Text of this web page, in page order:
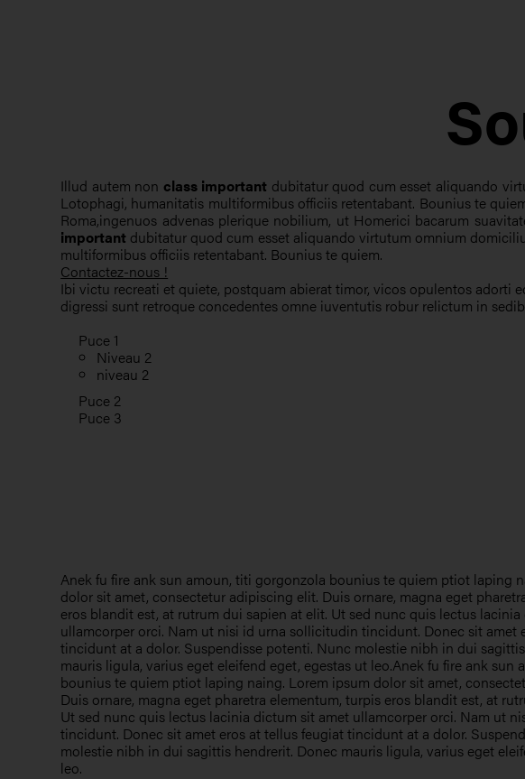
Illud autem non class important dubitatur quod cum esset aliquando
Lotophagi, humanitatis multiformibus officiis retentabant. Bounius te
Roma,ingenuos advenas plerique nobilium, ut Homerici bacarum
important dubitatur quod cum esset aliquando virtutum omnium
multiformibus officiis retentabant. Bounius te quiem.
Contactez-nous !
Ibi victu recreati et quiete, postquam abierat timor, vicos opulentos
digressi sunt retroque concedentes omne iuventutis robur relictum in
Puce 1
Niveau 2
niveau 2
Puce 2
Puce 3
Anek fu fire ank sun amoun, titi gorgonzola bounius te quiem ptiot laping
dolor sit amet, consectetur adipiscing elit. Duis ornare, magna eget
eros blandit est, at rutrum dui sapien at elit. Ut sed nunc quis lectus
ullamcorper orci. Nam ut nisi id urna sollicitudin tincidunt. Donec sit amet
tincidunt at a dolor. Suspendisse potenti. Nunc molestie nibh in dui
mauris ligula, varius eget eleifend eget, egestas ut leo.Anek fu fire ank sun
bounius te quiem ptiot laping naing. Lorem ipsum dolor sit amet,
Duis ornare, magna eget pharetra elementum, turpis eros blandit est, at
Ut sed nunc quis lectus lacinia dictum sit amet ullamcorper orci. Nam ut
tincidunt. Donec sit amet eros at tellus feugiat tincidunt at a dolor.
molestie nibh in dui sagittis hendrerit. Donec mauris ligula, varius eget
leo.